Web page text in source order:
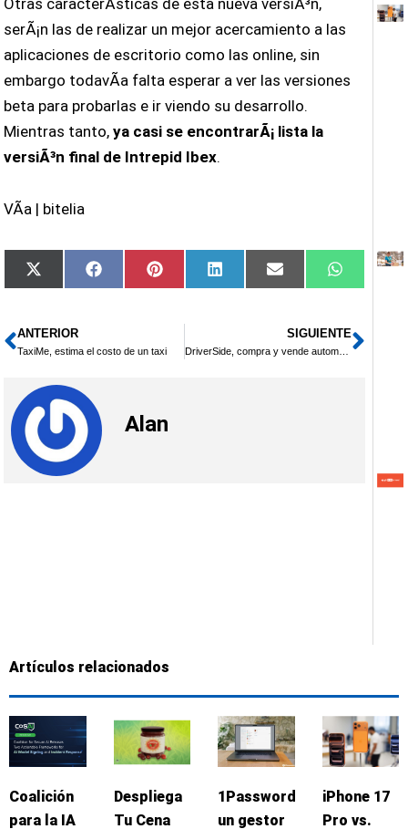
serÃ¡n las de realizar un mejor acercamiento a las
aplicaciones de escritorio como las online, sin
embargo todavÃ­a falta esperar a ver las versiones
beta para probarlas e ir viendo su desarrollo.
Mientras tanto,ya casi se encontrarÃ¡ lista la
versiÃ³n final de Intrepid Ibex.
VÃ­a | bitelia
Compartir
en
X
(Twitter)
Compartir
en
FacebookCompartir
en
PinterestCompartir
en
LinkedIn Compartir
en
Email
en
Ant
ANTERIOR
TaxiMe, estima el costo de un taxi
SIGUIENTE
Alan
Artículos relacionados
Coalición
para la IA
Despliega
Tu Cena
1Password:
un gestor
iPhone 17
Pro vs.